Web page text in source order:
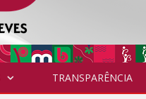
TRANSPARÊNCIA